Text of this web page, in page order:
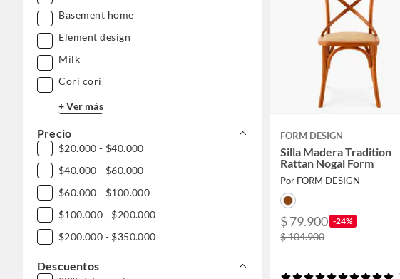
Basement home
Element design
Milk
Cori cori
+ Ver más
Precio
$20.000 - $40.000
$40.000 - $60.000
$60.000 - $100.000
$100.000 - $200.000
$200.000 - $350.000
Descuentos
FORM DESIGN
Silla Madera Tradition
Rattan Nogal Form
Por FORM DESIGN
$ 79.900 -24%
$ 104.900